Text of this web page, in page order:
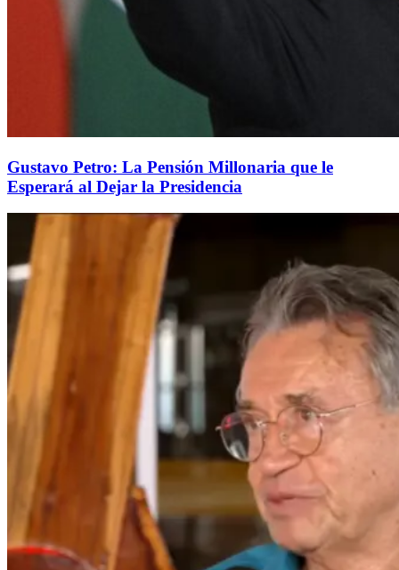
Gustavo Petro: La Pensión Millonaria que le
Esperará al Dejar la Presidencia